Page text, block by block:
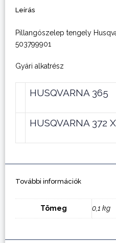
Leírás
Pillangószelep tengely
503799901
Gyári alkatrész
HUSQVARNA 365
HUSQVARNA 372
További információk
Tömeg 0,1 kg